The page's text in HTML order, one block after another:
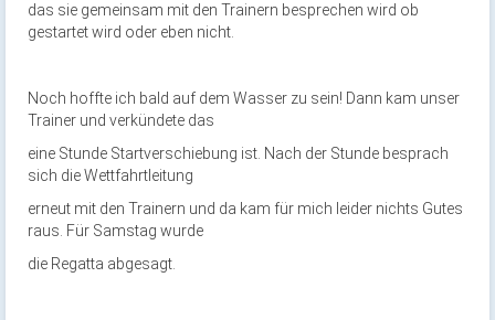
das sie gemeinsam mit den Trainern besprechen wird ob
gestartet wird oder eben nicht.
Noch hoffte ich bald auf dem Wasser zu sein! Dann kam unser
Trainer und verkündete das
eine Stunde Startverschiebung ist. Nach der Stunde besprach
sich die Wettfahrtleitung
erneut mit den Trainern und da kam für mich leider nichts Gutes
raus. Für Samstag wurde
die Regatta abgesagt.